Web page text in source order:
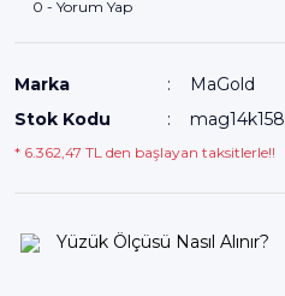
0 - Yorum Yap
Marka
MaGold
Stok Kodu
mag14k158
* 6.362,47 TL den başlayan taksitlerle!!
Yüzük Ölçüsü Nasıl Alınır?